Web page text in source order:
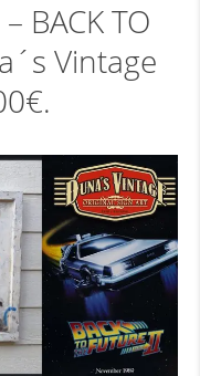
BACK TO
Vintage